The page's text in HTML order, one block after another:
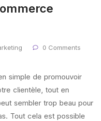
0 Comments
simple de promouvoir
clientèle, tout en
sembler trop beau pour
Tout cela est possible